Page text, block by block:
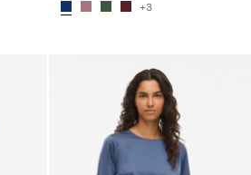
+3